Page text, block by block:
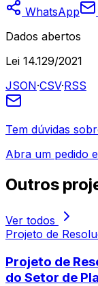
WhatsApp
Dados abertos
Lei 14.129/2021
JSON·CSV·RSS
Tem dúvidas
Abra um pedido
Outros
Ver todos
Projeto de
Projeto de
do Setor de